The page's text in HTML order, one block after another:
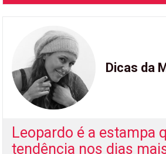
Dicas da
Leopardo é a estampa
tendência nos dias